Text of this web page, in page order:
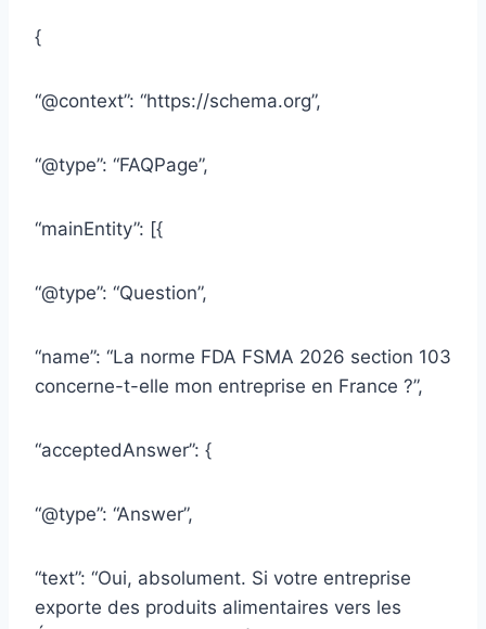
{
“@context”: “https://schema.org”,
“@type”: “FAQPage”,
“mainEntity”: [{
“@type”: “Question”,
“name”: “La norme FDA FSMA 2026 section 103
concerne-t-elle mon entreprise en France ?”,
“acceptedAnswer”: {
“@type”: “Answer”,
“text”: “Oui, absolument. Si votre entreprise
exporte des produits alimentaires vers les